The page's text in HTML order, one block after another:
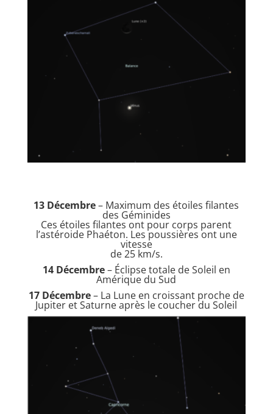
13 Décembre– Maximum des étoiles filantes
des Géminides
Ces étoiles filantes ont pour corps parent
l’astéroide Phaéton. Les poussières ont une
vitesse
de 25 km/s.
14 Décembre– Éclipse totale de Soleil en
Amérique du Sud
17 Décembre– La Lune en croissant proche de
Jupiter et Saturne après le coucher du Soleil